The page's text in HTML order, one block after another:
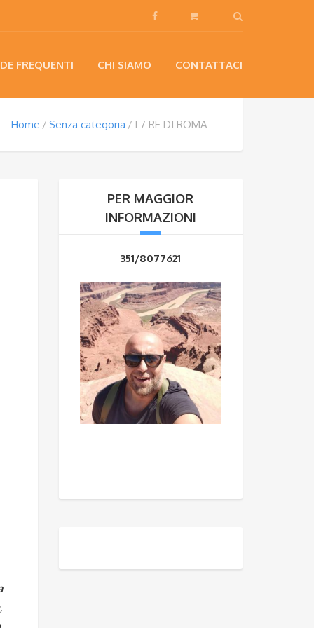
FREQUENTI CHI SIAMO CONTATTACI
Home Senza categoria I 7 RE DI ROMA
PER MAGGIOR
INFORMAZIONI
351/8077621